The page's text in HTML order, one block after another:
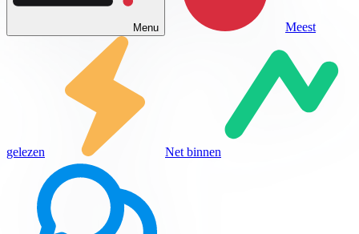
Menu Meest
gelezen Net binnen